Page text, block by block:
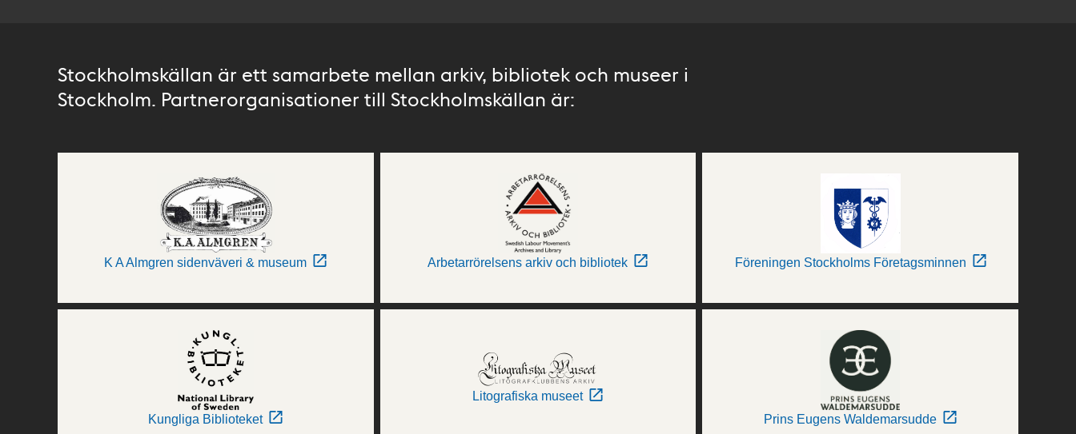
Stockholmskällan är ett samarbete mellan arkiv, bibliotek och museer i
Stockholm. Partnerorganisationer till Stockholmskällan är:
K A Almgren sidenväveri & museum Arbetarrörelsens arkiv och bibliotek Föreningen Stockholms Företagsminnen
Kungliga Biblioteket
Litografiska museet
Prins Eugens Waldemarsudde